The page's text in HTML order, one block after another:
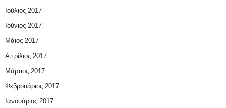
Ιούλιος 2017
Ιούνιος 2017
Μάιος 2017
Απρίλιος 2017
Μάρτιος 2017
Φεβρουάριος 2017
Ιανουάριος 2017